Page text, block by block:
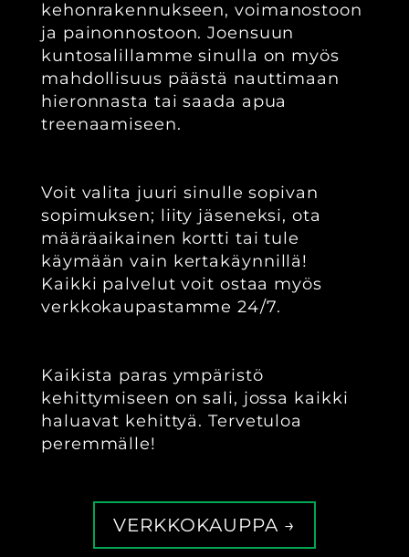
kehonrakennukseen, voimanostoon
ja painonnostoon. Joensuun
kuntosalillamme sinulla on myös
mahdollisuus päästä nauttimaan
hieronnasta tai saada apua
treenaamiseen.‍
Voit valita juuri sinulle sopivan
sopimuksen; liity jäseneksi, ota
määräaikainen kortti tai tule
käymään vain kertakäynnillä!
Kaikki palvelut voit ostaa myös
verkkokaupastamme 24/7.
Kaikista paras ympäristö
kehittymiseen on sali, jossa kaikki
haluavat kehittyä. Tervetuloa
peremmälle!
VERKKOKAUPPA →